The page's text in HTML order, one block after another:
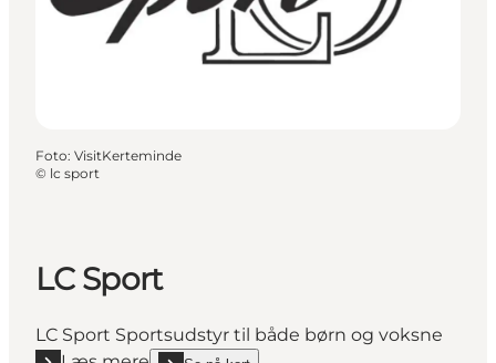
Foto: VisitKerteminde
© lc sport
LC Sport
LC Sport Sportsudstyr til både børn og voksne